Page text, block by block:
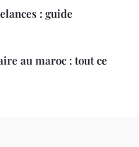
: guide
au maroc : tout ce